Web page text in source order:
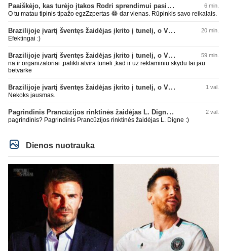
Paaiškėjo, kas turėjo įtakos Rodri sprendimui pasirinkti Barselonos pusę 6 min.
O tu matau tipinis tipažo egzZzpertas 😂 dar vienas. Rūpinkis savo reikalais.
Brazilijoje įvartį šventęs žaidėjas įkrito į tunelį, o VAR įvartį atšaukė 20 min.
Efektingai :)
Brazilijoje įvartį šventęs žaidėjas įkrito į tunelį, o VAR įvartį atšaukė 59 min.
na ir organizatoriai ,palikti atvira tuneli ,kad ir uz reklaminiu skydu tai jau
betvarke
Brazilijoje įvartį šventęs žaidėjas įkrito į tunelį, o VAR įvartį atšaukė 1 val.
Nekoks jausmas.
Pagrindinis Prancūzijos rinktinės žaidėjas L. Digne papildė PSG gretas 2 val.
pagrindinis? Pagrindinis Prancūzijos rinktinės žaidėjas L. Digne :)
Dienos nuotrauka